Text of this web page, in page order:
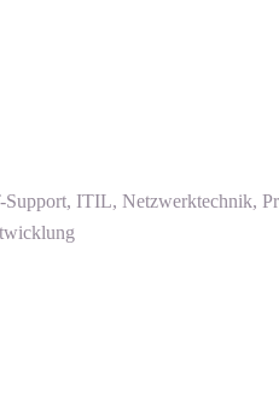
ITIL, Netzwerktechnik,